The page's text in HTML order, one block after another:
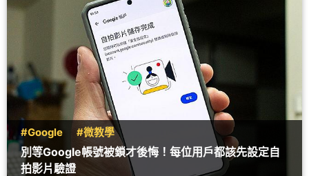
#Google #微教學
別等Google帳號被鎖才後悔！每位用戶都該先設定自
拍影片驗證